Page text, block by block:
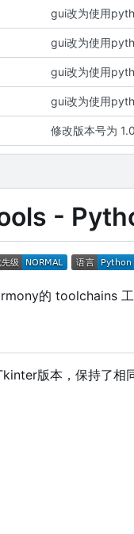
gui改为使用
gui改为使用
gui改为使用
gui改为使用
修改版本号为
-
的 toolchains
版本，保持了相